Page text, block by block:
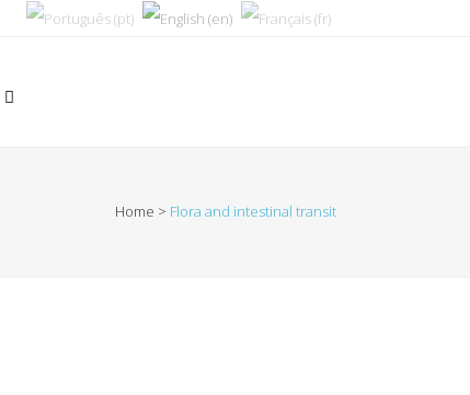
Home > Flora and intestinal transit